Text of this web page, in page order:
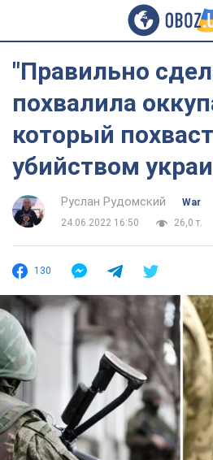
"Правильно
похвалила
который
убийством
Руслан Рудомский
War
24.06.2022 16:50
26,0 т.
130